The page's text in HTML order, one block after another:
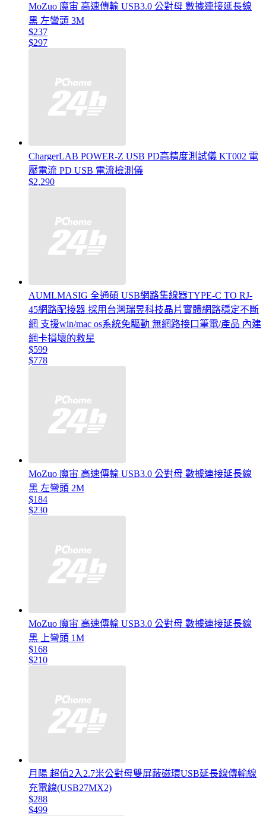
MoZuo 魔宙 高速傳輸 USB3.0 公對母 數據連接延長線
黑 左彎頭 3M
$237
$297
ChargerLAB POWER-Z USB PD高精度測試儀 KT002 電
壓電流 PD USB 電流檢測儀
$2,290
AUMLMASIG 全通碩 USB網路集線器TYPE-C TO RJ-
45網路配接器 採用台灣瑞昱科技晶片實體網路穩定不斷
網 支援win/mac os系統免驅動 無網路接口筆電/產品 內建
網卡損壞的救星
$599
$778
MoZuo 魔宙 高速傳輸 USB3.0 公對母 數據連接延長線
黑 左彎頭 2M
$184
$230
MoZuo 魔宙 高速傳輸 USB3.0 公對母 數據連接延長線
黑 上彎頭 1M
$168
$210
月陽 超值2入2.7米公對母雙屏蔽磁環USB延長線傳輸線
充電線(USB27MX2)
$288
$499